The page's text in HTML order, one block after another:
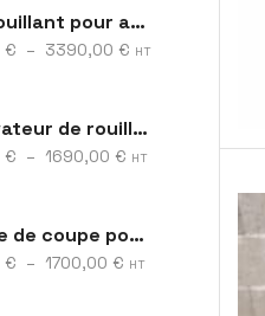
Dérrouillant pour acier et fonte – Best Rust
€ – 3390,00 € HT
Activateur de rouille – Best Cort
€ – 1690,00 € HT
Fluide de coupe pour machines – Best Cool
€ – 1700,00 € HT